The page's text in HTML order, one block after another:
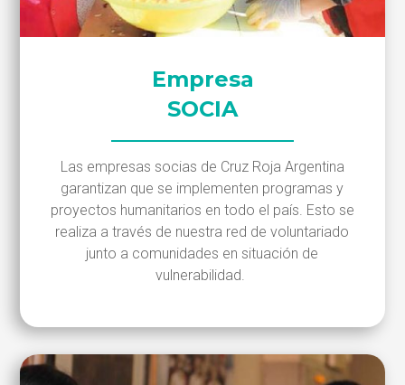
Empresa
SOCIA
Las empresas socias de Cruz Roja Argentina
garantizan que se implementen programas y
proyectos humanitarios en todo el país. Esto se
realiza a través de nuestra red de voluntariado
junto a comunidades en situación de
vulnerabilidad.